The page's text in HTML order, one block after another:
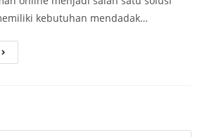
kebutuhan mendadak…